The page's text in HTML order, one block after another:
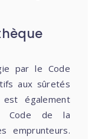
par le Code
aux sûretés
également
Code de la
emprunteurs.